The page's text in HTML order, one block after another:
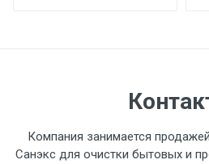
Компания занимается
Санэкс для очистки бытовых и